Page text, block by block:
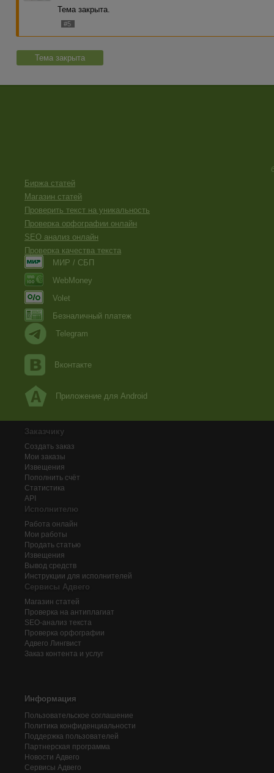
Тема закрыта.
#5
Тема закрыта
Биржа статей
Магазин статей
Проверить текст на уникальность
Проверка орфографии онлайн
SEO анализ онлайн
Проверка качества текста
МИР / СБП
WebMoney
Volet
Безналичный платеж
Telegram
Вконтакте
Приложение для Android
Заказчику
Создать заказ
Мои заказы
Извещения
Пополнить счёт
Статистика
API
Исполнителю
Работа онлайн
Мои работы
Продать статью
Извещения
Вывод средств
Инструкции для исполнителей
Сервисы Адвего
Магазин статей
Проверка на антиплагиат
SEO-анализ текста
Проверка орфографии
Адвего Лингвист
Заказ контента и услуг
Информация
Пользовательское соглашение
Политика конфиденциальности
Поддержка пользователей
Партнерская программа
Новости Адвего
Сервисы Адвего